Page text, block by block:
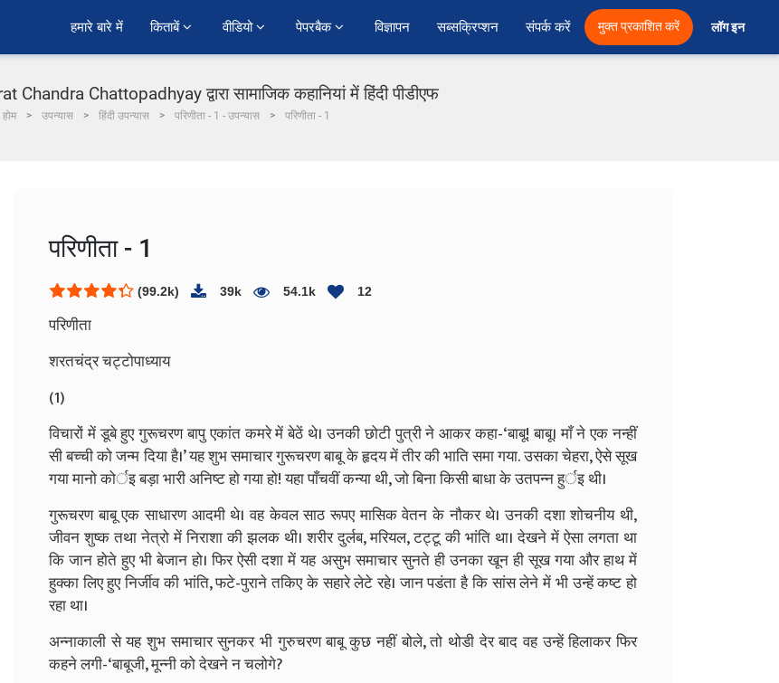
हमारे बारे में किताबें वीडियो पेपरबैक विज्ञापन सब्सक्रिप्शन संपर्क करें मुक्त प्रकाशित करें लॉग इन
Chandra Chattopadhyay द्वारा सामाजिक कहानियां में हिंदी पीडीएफ
होम उपन्यास हिंदी उपन्यास परिणीता - 1 - उपन्यास परिणीता - 1
परिणीता - 1
(99.2k) 39k 54.1k 12
परिणीता
शरतचंद्र चट्टोपाध्याय
(1)
विचारों में डूबे हुए गुरूचरण बापु एकांत कमरे में बेठें थे। उनकी छोटी पुत्री ने आकर कहा-‘बाबू! बाबू। माँ ने एक नन्हीं
सी बच्ची को जन्म दिया है।’ यह शुभ समाचार गुरूचरण बाबू के हृदय में तीर की भाति समा गया. उसका चेहरा, ऐसे सूख
गया मानो कोर्इ बड़ा भारी अनिष्ट हो गया हो! यहा पाँचवीं कन्या थी, जो बिना किसी बाधा के उतपन्न हुर्इ थी।
गुरूचरण बाबू एक साधारण आदमी थे। वह केवल साठ रूपए मासिक वेतन के नौकर थे। उनकी दशा शोचनीय थी,
जीवन शुष्क तथा नेत्रो में निराशा की झलक थी। शरीर दुर्लब, मरियल, टट्टू की भांति था। देखने में ऐसा लगता था
कि जान होते हुए भी बेजान हो। फिर ऐसी दशा में यह असुभ समाचार सुनते ही उनका खून ही सूख गया और हाथ में
हुक्का लिए हुए निर्जीव की भांति, फटे-पुराने तकिए के सहारे लेटे रहे। जान पडंता है कि सांस लेने में भी उन्हें कष्ट हो
रहा था।
अन्नाकाली से यह शुभ समाचार सुनकर भी गुरुचरण बाबू कुछ नहीं बोले, तो थोडी देर बाद वह उन्हें हिलाकर फिर
कहने लगी-‘बाबूजी, मून्नी को देखने न चलोगे?